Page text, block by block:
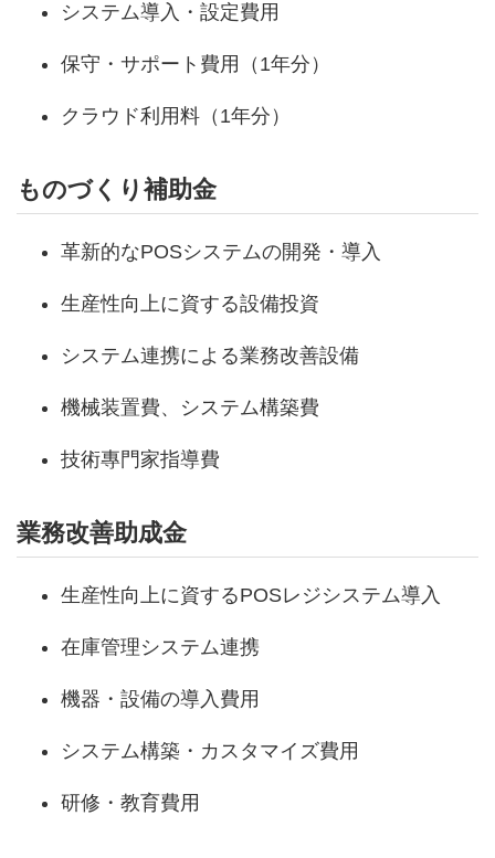
システム導入・設定費用
保守・サポート費用（1年分）
クラウド利用料（1年分）
ものづくり補助金
革新的なPOSシステムの開発・導入
生産性向上に資する設備投資
システム連携による業務改善設備
機械装置費、システム構築費
技術專門家指導費
業務改善助成金
生産性向上に資するPOSレジシステム導入
在庫管理システム連携
機器・設備の導入費用
システム構築・カスタマイズ費用
研修・教育費用